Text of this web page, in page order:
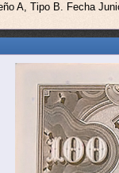
A, Tipo B. Fecha